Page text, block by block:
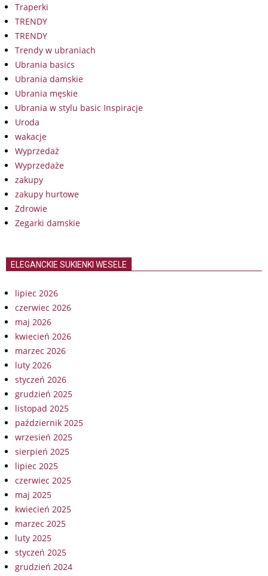
Traperki
TRENDY
TRENDY
Trendy w ubraniach
Ubrania basics
Ubrania damskie
Ubrania męskie
Ubrania w stylu basic Inspiracje
Uroda
wakacje
Wyprzedaż
Wyprzedaże
zakupy
zakupy hurtowe
Zdrowie
Zegarki damskie
ELEGANCKIE SUKIENKI WESELE
lipiec 2026
czerwiec 2026
maj 2026
kwiecień 2026
marzec 2026
luty 2026
styczeń 2026
grudzień 2025
listopad 2025
październik 2025
wrzesień 2025
sierpień 2025
lipiec 2025
czerwiec 2025
maj 2025
kwiecień 2025
marzec 2025
luty 2025
styczeń 2025
grudzień 2024